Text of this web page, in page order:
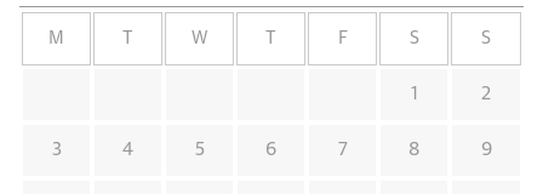
M T W T F S S
1 2
3 4 5 6 7 8 9